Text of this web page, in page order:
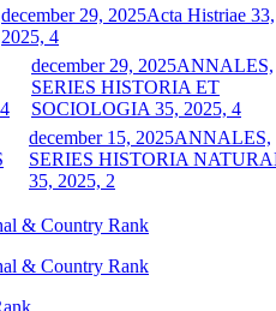
december 29, 2025Acta Histriae 33,
2025, 4
december 29, 2025ANNALES,
SERIES HISTORIA ET
SOCIOLOGIA 35, 2025, 4
december 15, 2025ANNALES,
SERIES HISTORIA
35, 2025, 2